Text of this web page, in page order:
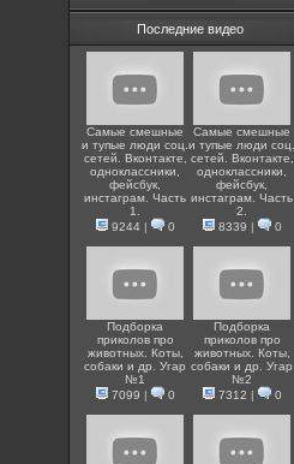
Последние видео
Самые смешные
и тупые люди соц.
сетей. Вконтакте,
одноклассники,
фейсбук,
инстаграм. Часть
1.
9244| 0
Самые смешные
и тупые люди соц.
сетей. Вконтакте,
одноклассники,
фейсбук,
инстаграм. Часть
2.
8339 | 0
Подборка
приколов про
животных. Коты,
собаки и др. Угар
№1
7099 | 0
Подборка
приколов про
животных. Коты,
собаки и др. Угар
№2
7312 | 0